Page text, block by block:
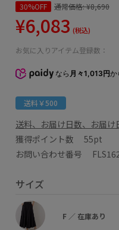
30%OFF 通常価格:¥8,690
¥6,083 (税込)
お気に入りアイテム登録数：
なら 月々1,013円か
送料￥500
送料、お届け日数、お届け
獲得ポイント数 55pt
お問い合わせ番号
サイズ
F ／ 在庫あり